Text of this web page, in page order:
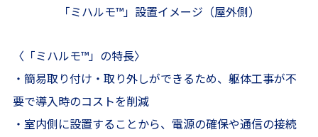
「ミハルモ™」設置イメージ（屋外側）
〈「ミハルモ™」の特長〉
・簡易取り付け・取り外しができるため、躯体工事が不
要で導入時のコストを削減
・室内側に設置することから、電源の確保や通信の接続